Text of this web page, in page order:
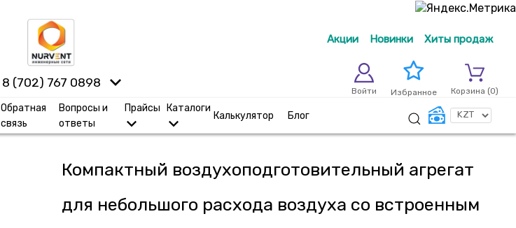
8 (702) 767 0898
Акции Новинки Хиты продаж
Войти Избранное Корзина (0)
Обратная
связь
Вопросы и
ответы
Прайсы Каталоги
Калькулятор Блог
Компактный воздухоподготовительный агрегат
для небольшого расхода воздуха со встроенным